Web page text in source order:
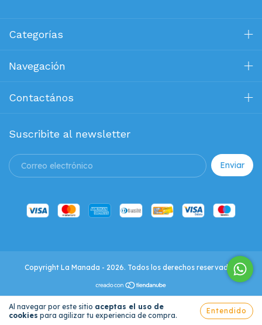
Al navegar por este sitio aceptas el uso de
cookies para agilizar tu experiencia de compra.
Entendido
Categorías
Navegación
Contactános
Suscribite al newsletter
Copyright La Manada - 2026. Todos los derechos reservados.